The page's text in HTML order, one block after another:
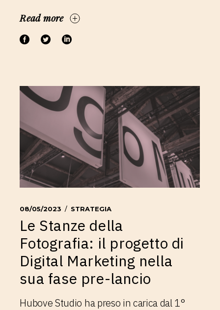
Read more
08/05/2023 STRATEGIA
Le Stanze della
Fotografia: il progetto di
Digital Marketing nella
sua fase pre-lancio
Hubove Studio ha preso in carica dal 1°